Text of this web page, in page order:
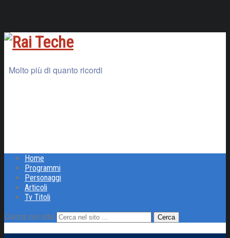
Molto più di quanto ricordi
Home
Programmi
Personaggi
Articoli
Tv Titoli
Cerca nel sito